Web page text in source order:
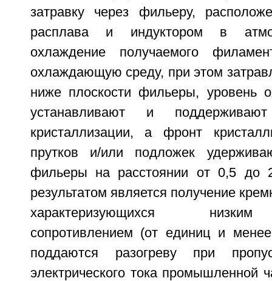
затравку через фильеру,
расплава и индуктором в
охлаждение получаемого
охлаждающую среду, при этом
ниже плоскости фильеры, уровень
устанавливают и
кристаллизации, а фронт
прутков и/или подложек
фильеры на расстоянии от 0,5 до
результатом является получение
характеризующихся низким
сопротивлением (от единиц и
поддаются разогреву при
электрического тока промышленной